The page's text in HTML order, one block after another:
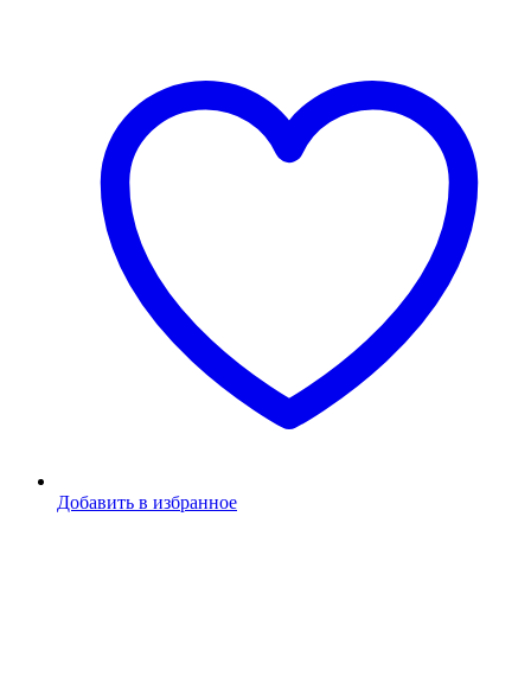
Добавить в избранное